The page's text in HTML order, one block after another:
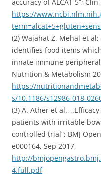
accuracy of ALCAT 5“;
https://
(2) Wajahat Z. Mehal et
identifies food items
innate immune peripheral
Nutrition & Metabolism
https://
s/10.1186/s12986-018-
(3) A. Ather et al.,
patients with irritable
controlled trial“; BMJ
e000164, Sep 2017,
http://
4.full.pdf